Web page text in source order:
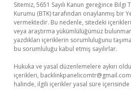
Sitemiz, 5651 Sayılı Kanun gereğince
Kurumu (BTK) tarafından onaylanmış bir
vermektedir. Bu nedenle, sitedeki
veya araştırma yükümlülüğümüz
yazdıkları içeriklerin sorumluluğunu
bu sorumluluğu kabul etmiş sayılırlar.
Hukuka ve yasal düzenlemelere aykırı
içerikleri, backlinkpanelicomtr@gmail.com
halinde, ilgili içerikler yasal süre içerisinde